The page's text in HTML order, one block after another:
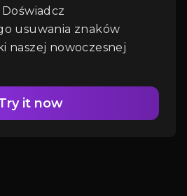
usuwania znaków
naszej nowoczesnej
it now